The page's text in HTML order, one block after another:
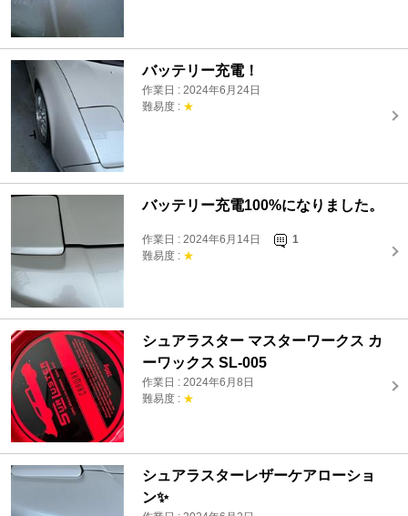
バッテリー充電！
作業日 : 2024年6月24日
難易度 : ★
バッテリー充電100%になりました。
作業日 : 2024年6月14日
1
難易度 : ★
シュアラスター マスターワークス カ
ーワックス SL-005
作業日 : 2024年6月8日
難易度 : ★
シュアラスターレザーケアローショ
ン✨